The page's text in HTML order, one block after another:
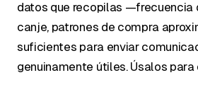
datos que recopilas —frecuencia
canje, patrones de compra
suficientes para enviar
genuinamente útiles. Úsalos para